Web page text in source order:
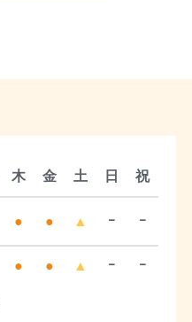
木 金 土 日 祝
● ● ▲ ｰ ｰ
● ● ▲ ｰ ｰ